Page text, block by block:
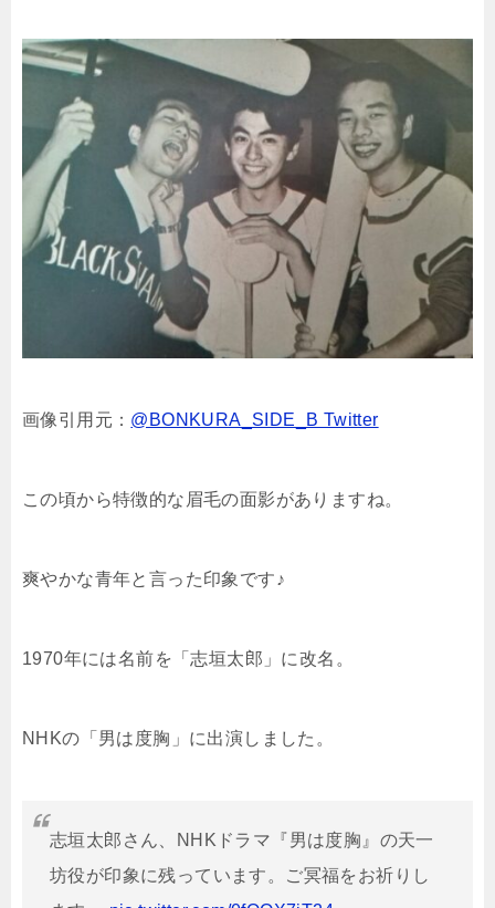
画像引用元： @BONKURA_SIDE_B Twitter
この頃から特徴的な眉毛の面影がありますね。
爽やかな青年と言った印象です♪
1970年には名前を「志垣太郎」に改名。
NHKの「男は度胸」に出演しました。
志垣太郎さん、NHKドラマ『男は度胸』の天一
坊役が印象に残っています。ご冥福をお祈りし